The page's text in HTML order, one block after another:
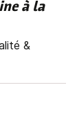
à la
&